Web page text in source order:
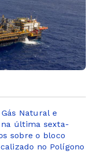
Natural e
na última sexta-
sobre o bloco
no Polígono